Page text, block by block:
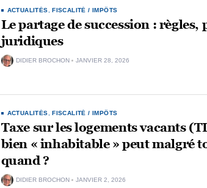
ACTUALITÉS ,FISCALITÉ / IMPÔTS
Le partage de succession :
juridiques
DIDIER BROCHON JANVIER 28, 2026
ACTUALITÉS ,FISCALITÉ / IMPÔTS
Taxe sur les logements vacants
bien « inhabitable » peut malgré
quand ?
DIDIER BROCHON JANVIER 2, 2026